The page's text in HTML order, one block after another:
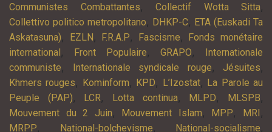
Communistes Combattantes, Collectif Wotta Sitta,
Collettivo politico metropolitano, DHKP-C, ETA (Euskadi Ta
Askatasuna), EZLN , F.R.A.P, Fascisme,
Fonds monétaire
international , Front Populaire, GRAPO,
Internationale
communiste, Internationale syndicale rouge, Jésuites,
Khmers rouges, Kominform, KPD, L’Izostat, La Parole au
Peuple (PAP), LCR, Lotta continua, MLPD, MLSPB,
Mouvement du 2 Juin, Mouvement Islam, MPP, MRI ,
MRPP, National-bolchevisme, National-socialisme,